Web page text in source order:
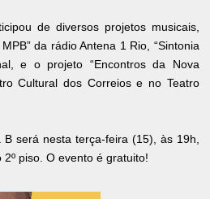
de diversos projetos musicais,
da rádio Antena 1 Rio, “Sintonia
e o projeto “Encontros da Nova
Cultural dos Correios e no Teatro
será nesta terça-feira (15), às 19h,
piso. O evento é gratuito!